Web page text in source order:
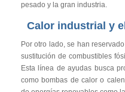
pesado y la gran industria.
Calor industrial y
Por otro lado, se han
sustitución de combustibles
Esta línea de ayudas busca
como bombas de calor o